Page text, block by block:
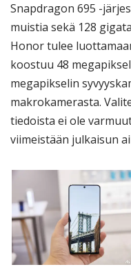
Snapdragon 695 -
muistia sekä 128
Honor tulee
koostuu 48
megapikselin
makrokamerasta.
tiedoista ei ole
viimeistään julkaisun